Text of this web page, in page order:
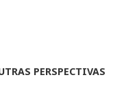
PERSPECTIVAS